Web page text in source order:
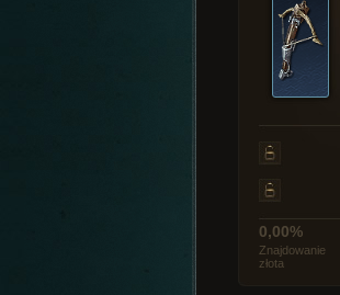
0,00%
Znajdowanie
złota